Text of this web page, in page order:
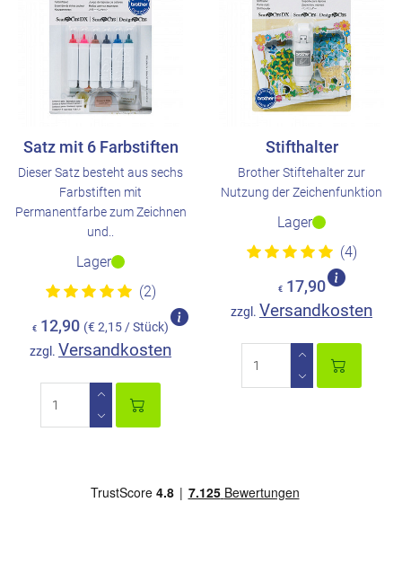
Satz mit 6 Farbstiften
Dieser Satz besteht aus sechs
Farbstiften mit
Permanentfarbe zum Zeichnen
und..
Lager
(2)
€ 12,90 (€ 2,15 / Stück)
zzgl. Versandkosten
Stifthalter
Brother Stiftehalter zur
Nutzung der Zeichenfunktion
Lager
(4)
€ 17,90
zzgl. Versandkosten